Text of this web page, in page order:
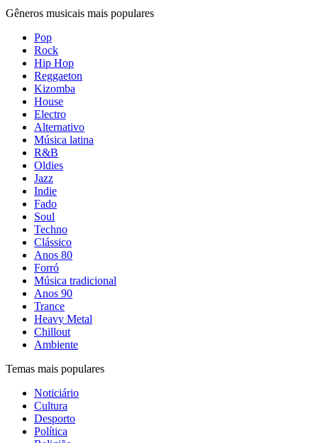
Gêneros musicais mais populares
Pop
Rock
Hip Hop
Reggaeton
Kizomba
House
Electro
Alternativo
Música latina
R&B
Oldies
Jazz
Indie
Fado
Soul
Techno
Clássico
Anos 80
Forró
Música tradicional
Anos 90
Trance
Heavy Metal
Chillout
Ambiente
Temas mais populares
Noticiário
Cultura
Desporto
Política